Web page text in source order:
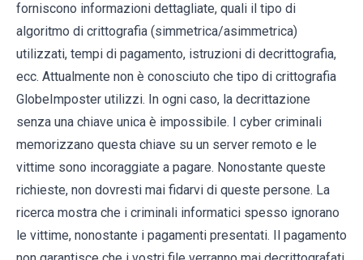
forniscono informazioni dettagliate, quali il tipo di
algoritmo di crittografia (simmetrica/asimmetrica)
utilizzati, tempi di pagamento, istruzioni di decrittografia,
ecc. Attualmente non è conosciuto che tipo di crittografia
GlobeImposter utilizzi. In ogni caso, la decrittazione
senza una chiave unica è impossibile. I cyber criminali
memorizzano questa chiave su un server remoto e le
vittime sono incoraggiate a pagare. Nonostante queste
richieste, non dovresti mai fidarvi di queste persone. La
ricerca mostra che i criminali informatici spesso ignorano
le vittime, nonostante i pagamenti presentati. Il pagamento